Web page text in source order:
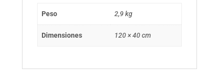
Peso 2,9 kg
Dimensiones 120 × 40 cm